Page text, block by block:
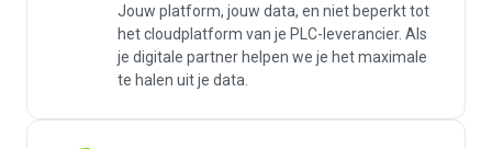
Jouw platform, jouw data, en niet beperkt tot
het cloudplatform van je PLC-leverancier. Als
je digitale partner helpen we je het maximale
te halen uit je data.